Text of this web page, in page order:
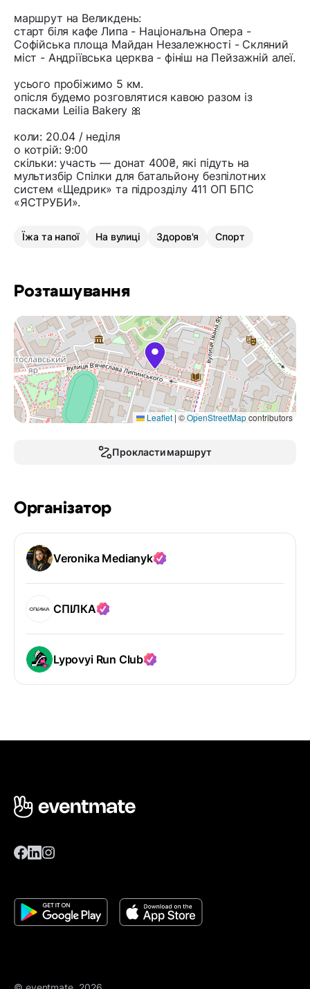
маршрут на Великдень:
старт біля кафе Липа - Національна Опера -
Софійська площа Майдан Незалежності - Скляний
міст - Андріївська церква - фініш на Пейзажній алеї.
усього пробіжимо 5 км.
опісля будемо розговлятися кавою разом із
пасками Leilia Bakery 🎀
коли: 20.04 / неділя
о котрій: 9:00
скільки: участь — донат 400₴, які підуть на
мультизбір Спілки для батальйону безпілотних
систем «Щедрик» та підрозділу 411 ОП БПС
«ЯСТРУБИ».
Їжа та напої На вулиці Здоров'я Спорт
Розташування
Leaflet | ©OpenStreetMapcontributors
Прокласти маршрут
Організатор
Veronika Medianyk
СПІЛКА
Lypovyi Run Club